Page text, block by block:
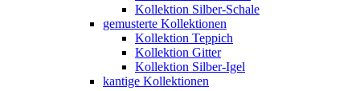
Kollektion Silber-Schale
gemusterte Kollektionen
Kollektion Teppich
Kollektion Gitter
Kollektion Silber-Igel
kantige Kollektionen